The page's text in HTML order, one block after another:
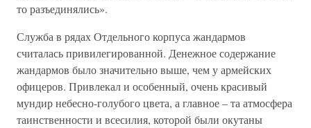
то разъединялись».
Служба в рядах Отдельного корпуса жандармов
считалась привилегированной. Денежное содержание
жандармов было значительно выше, чем у армейских
офицеров. Привлекал и особенный, очень красивый
мундир небесно-голубого цвета, а главное – та атмосфера
таинственности и всесилия, которой были окутаны